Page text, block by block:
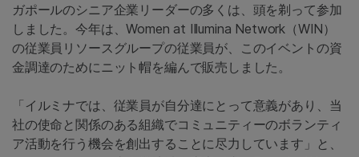
ガポールのシニア企業リーダーの多くは、頭を剃って参加
しました。今年は、Women at Illumina Network（WIN）
の従業員リソースグループの従業員が、このイベントの資
金調達のためにニット帽を編んで販売しました。
「イルミナでは、従業員が自分達にとって意義があり、当
社の使命と関係のある組織でコミュニティーのボランティ
ア活動を行う機会を創出することに尽力しています」と、